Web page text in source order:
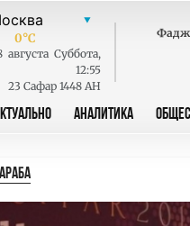
0°C
августа Суббота,
12:55
23 Сафар 1448 AH
АНАЛИТИКА